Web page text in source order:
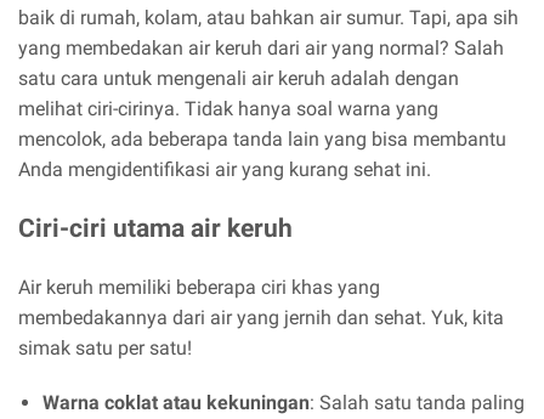
baik di rumah, kolam, atau bahkan air sumur. Tapi, apa sih
yang membedakan air keruh dari air yang normal? Salah
satu cara untuk mengenali air keruh adalah dengan
melihat ciri-cirinya. Tidak hanya soal warna yang
mencolok, ada beberapa tanda lain yang bisa membantu
Anda mengidentifikasi air yang kurang sehat ini.
Ciri-ciri utama air keruh
Air keruh memiliki beberapa ciri khas yang
membedakannya dari air yang jernih dan sehat. Yuk, kita
simak satu per satu!
Warna coklat atau kekuningan: Salah satu tanda paling